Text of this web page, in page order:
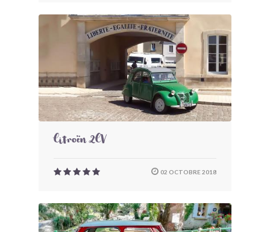
Citroën 2CV
02 OCTOBRE 2018